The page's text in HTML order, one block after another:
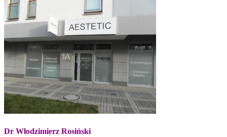
Dr Włodzimierz Rosiński